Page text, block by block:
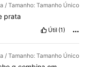
/ Tamanho: Tamanho Único
prata
Útil (1)
/ Tamanho: Tamanho Único